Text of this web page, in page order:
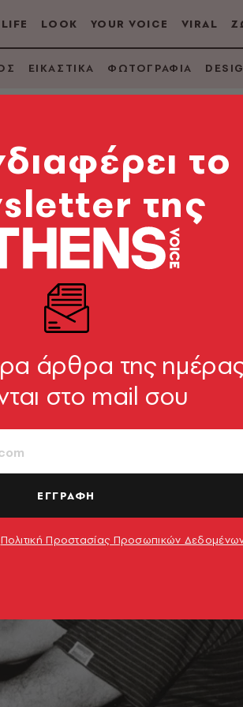
LIFE LOOK YOUR VOICE VIRAL
ΕΙΚΑΣΤΙΚΑ ΦΩΤΟΓΡΑΦΙΑ
από το
το
της
άρθρα της
στο mail σου
ΕΓΓΡΑΦΗ
Πολιτική Προστασίας Προσωπικών